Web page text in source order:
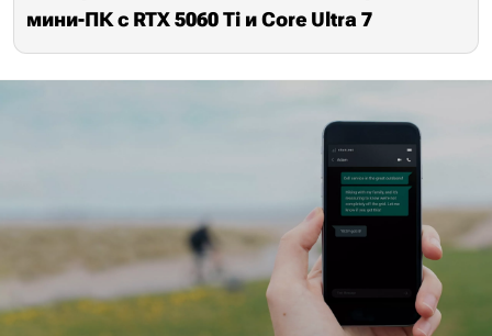
мини-ПК с RTX 5060 Ti и Core Ultra 7